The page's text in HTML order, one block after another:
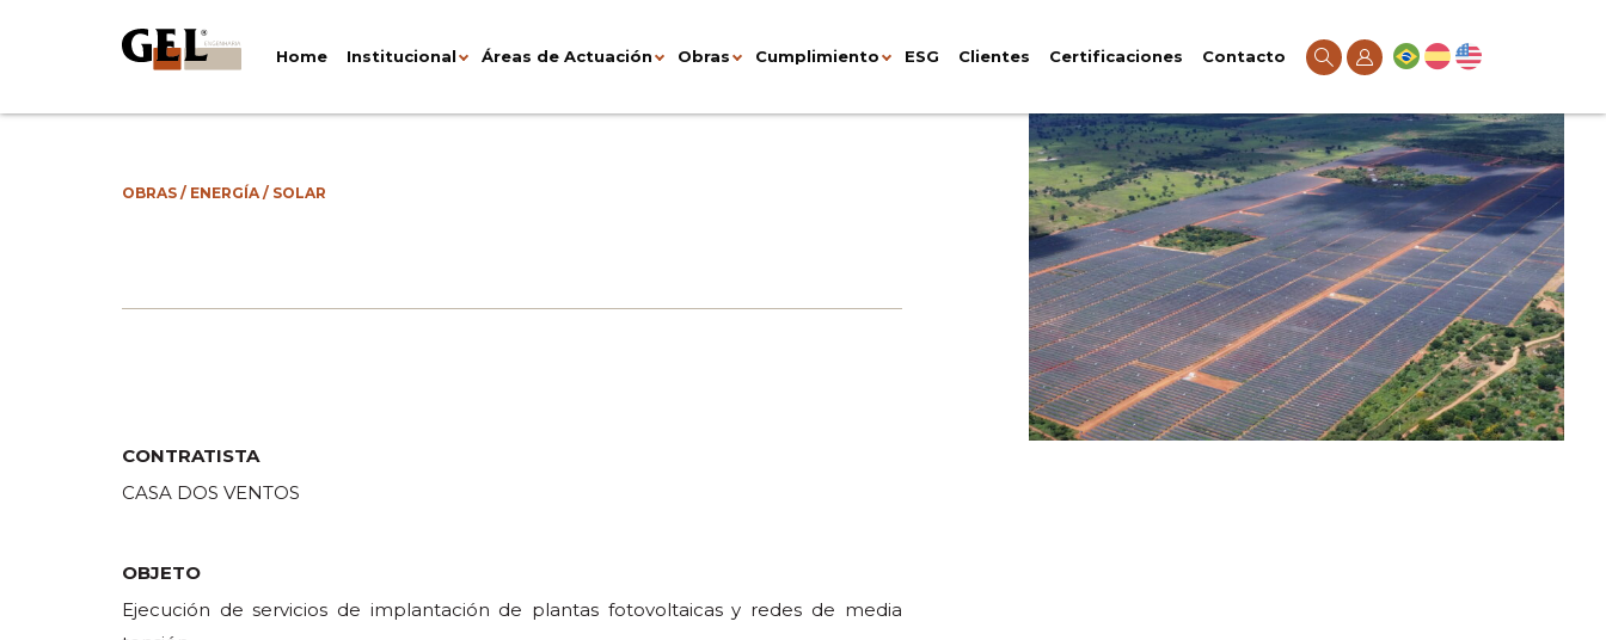
Home Institucional Áreas de Actuación Obras Cumplimiento ESG Clientes Certificaciones Contacto
OBRAS / ENERGÍA/ SOLAR
CONTRATISTA
CASA DOS VENTOS
OBJETO
Ejecución de servicios de implantación de plantas fotovoltaicas y redes de media